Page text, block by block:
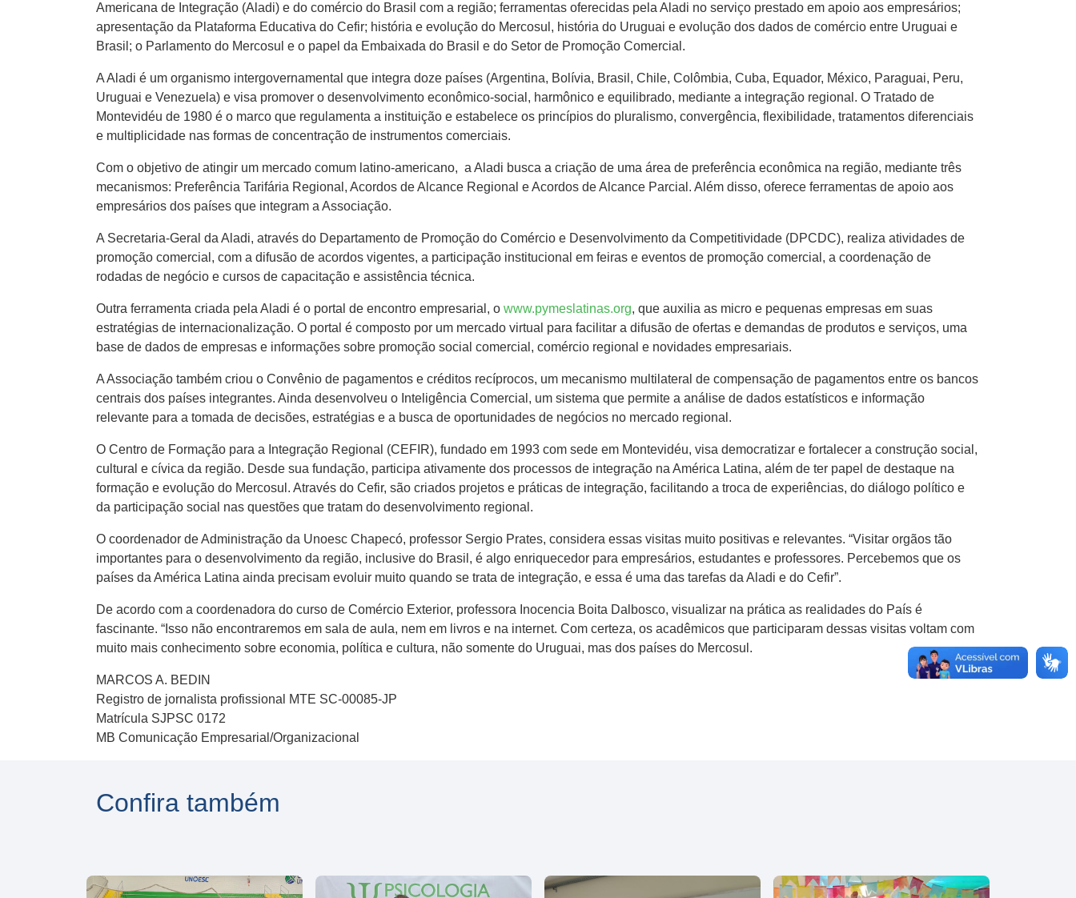
Americana de Integração (Aladi) e do comércio do Brasil com a região; ferramentas oferecidas pela Aladi no serviço prestado em apoio aos empresários;
apresentação da Plataforma Educativa do Cefir; história e evolução do Mercosul, história do Uruguai e evolução dos dados de comércio entre Uruguai e
Brasil; o Parlamento do Mercosul e o papel da Embaixada do Brasil e do Setor de Promoção Comercial.
A Aladi é um organismo intergovernamental que integra doze países (Argentina, Bolívia, Brasil, Chile, Colômbia, Cuba, Equador, México, Paraguai, Peru,
Uruguai e Venezuela) e visa promover o desenvolvimento econômico-social, harmônico e equilibrado, mediante a integração regional. O Tratado de
Montevidéu de 1980 é o marco que regulamenta a instituição e estabelece os princípios do pluralismo, convergência, flexibilidade, tratamentos diferenciais
e multiplicidade nas formas de concentração de instrumentos comerciais.
Com o objetivo de atingir um mercado comum latino-americano, a Aladi busca a criação de uma área de preferência econômica na região, mediante três
mecanismos: Preferência Tarifária Regional, Acordos de Alcance Regional e Acordos de Alcance Parcial. Além disso, oferece ferramentas de apoio aos
empresários dos países que integram a Associação.
A Secretaria-Geral da Aladi, através do Departamento de Promoção do Comércio e Desenvolvimento da Competitividade (DPCDC), realiza atividades de
promoção comercial, com a difusão de acordos vigentes, a participação institucional em feiras e eventos de promoção comercial, a coordenação de
rodadas de negócio e cursos de capacitação e assistência técnica.
Outra ferramenta criada pela Aladi é o portal de encontro empresarial, o www.pymeslatinas.org, que auxilia as micro e pequenas empresas em suas
estratégias de internacionalização. O portal é composto por um mercado virtual para facilitar a difusão de ofertas e demandas de produtos e serviços, uma
base de dados de empresas e informações sobre promoção social comercial, comércio regional e novidades empresariais.
A Associação também criou o Convênio de pagamentos e créditos recíprocos, um mecanismo multilateral de compensação de pagamentos entre os bancos
centrais dos países integrantes. Ainda desenvolveu o Inteligência Comercial, um sistema que permite a análise de dados estatísticos e informação
relevante para a tomada de decisões, estratégias e a busca de oportunidades de negócios no mercado regional.
O Centro de Formação para a Integração Regional (CEFIR), fundado em 1993 com sede em Montevidéu, visa democratizar e fortalecer a construção social,
cultural e cívica da região. Desde sua fundação, participa ativamente dos processos de integração na América Latina, além de ter papel de destaque na
formação e evolução do Mercosul. Através do Cefir, são criados projetos e práticas de integração, facilitando a troca de experiências, do diálogo político e
da participação social nas questões que tratam do desenvolvimento regional.
O coordenador de Administração da Unoesc Chapecó, professor Sergio Prates, considera essas visitas muito positivas e relevantes. “Visitar orgãos tão
importantes para o desenvolvimento da região, inclusive do Brasil, é algo enriquecedor para empresários, estudantes e professores. Percebemos que os
países da América Latina ainda precisam evoluir muito quando se trata de integração, e essa é uma das tarefas da Aladi e do Cefir”.
De acordo com a coordenadora do curso de Comércio Exterior, professora Inocencia Boita Dalbosco, visualizar na prática as realidades do País é
fascinante. “Isso não encontraremos em sala de aula, nem em livros e na internet. Com certeza, os acadêmicos que participaram dessas visitas voltam com
muito mais conhecimento sobre economia, política e cultura, não somente do Uruguai, mas dos países do Mercosul.
MARCOS A. BEDIN
Registro de jornalista profissional MTE SC-00085-JP
Matrícula SJPSC 0172
MB Comunicação Empresarial/Organizacional
Confira também